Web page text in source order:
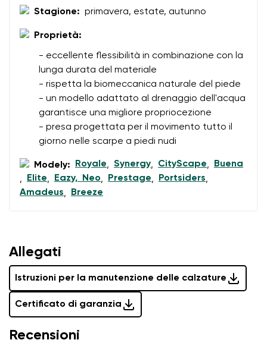
Seleziona il paese di consegna
Seleziona una lingua
Cambiare
Stagione: primavera, estate, autunno
Proprietà:
- eccellente flessibilità in combinazione con la
lunga durata del materiale
- rispetta la biomeccanica naturale del piede
- un modello adattato al drenaggio dell'acqua
garantisce una migliore propriocezione
- presa progettata per il movimento tutto il
giorno nelle scarpe a piedi nudi
Modely: Royale, Synergy, CityScape,
Buena
,
Elite, Eazy, Neo, Prestage, Portsiders,
Amadeus, Breeze
Allegati
Istruzioni per la manutenzione delle calzature
Certificato di garanzia
Domanda
Acconsento al trattamento dei dati personali inseriti ai
sensi diqueste condizioni
Recensioni
Numero d'ordine
Valutazione del testo
Valutazione